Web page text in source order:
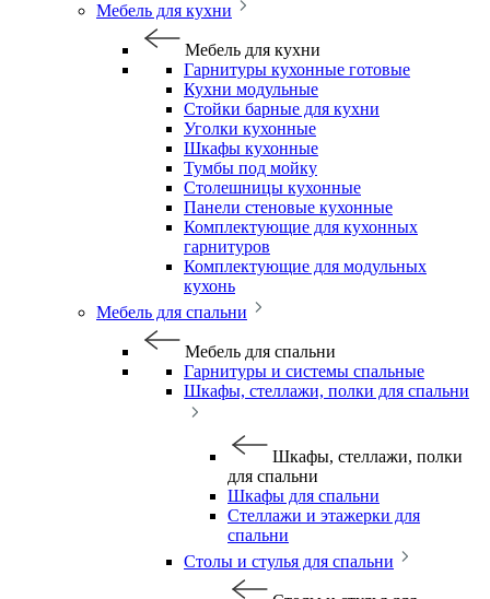
Мебель для кухни
Мебель для кухни
Гарнитуры кухонные готовые
Кухни модульные
Стойки барные для кухни
Уголки кухонные
Шкафы кухонные
Тумбы под мойку
Столешницы кухонные
Панели стеновые кухонные
Комплектующие для кухонных
гарнитуров
Комплектующие для модульных
кухонь
Мебель для спальни
Мебель для спальни
Гарнитуры и системы спальные
Шкафы, стеллажи, полки для спальни
Шкафы, стеллажи, полки
для спальни
Шкафы для спальни
Стеллажи и этажерки для
спальни
Столы и стулья для спальни